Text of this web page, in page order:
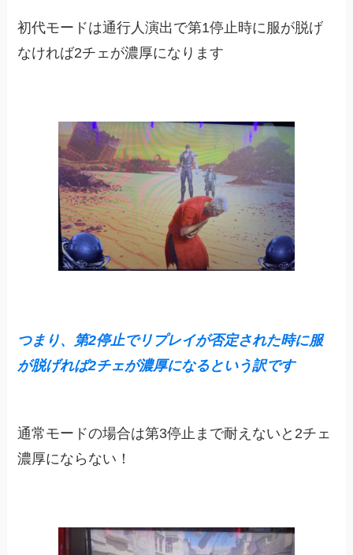
初代モードは通行人演出で第1停止時に服が脱げ
なければ2チェが濃厚になります
つまり、第2停止でリプレイが否定された時に服
が脱げれば2チェが濃厚になるという訳です
通常モードの場合は第3停止まで耐えないと2チェ
濃厚にならない！